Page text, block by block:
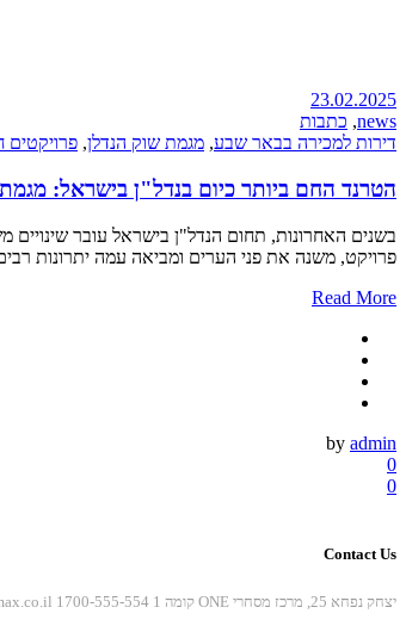
23.02.2025
news
, כתבות
דירות למכירה בבאר שבע, מגמת שוק הנדלן, פרויקטים
הטרנד החם ביותר כיום בנדל"ן בישראל:
פרויקט, משנה את פני הערים ומביאה עמה יתרונות
Read More
by admin
0
0
Contact Us
יצחק נפחא 25, מרכז מסחרי ONE קומה 1 1700-555-554